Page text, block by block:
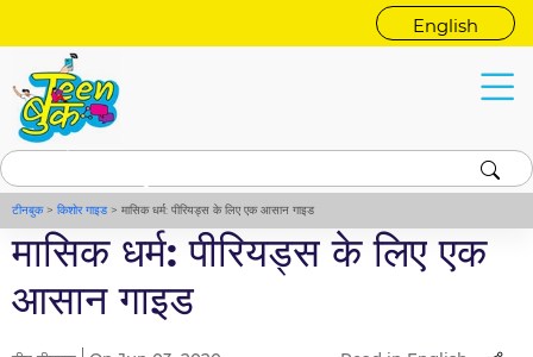
English
माहवारी
टीनबुक>किशोर गाइड >मासिक धर्म: पीरियड्स के लिए एक आसान गाइड
मासिक धर्म: पीरियड्स के लिए एक
आसान गाइड